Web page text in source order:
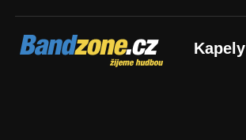
Bandzone.cz
žijeme hudbou Kapely